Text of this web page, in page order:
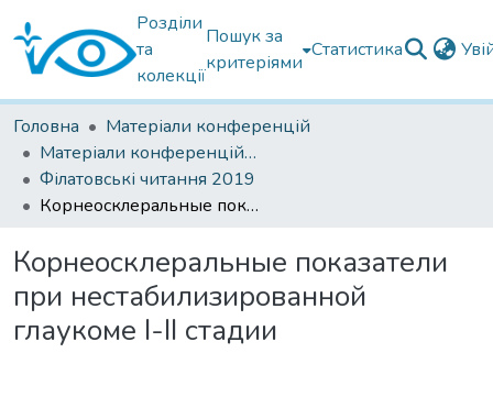
Розділи
та
колекції
Пошук за
критеріями
Статистика
Головна
Матеріали конференцій
Матеріали конференцій Інституту Філатова
Філатовські читання 2019
Корнеосклеральные показатели при нестабилизированной глаукоме І-ІІ стадии
Корнеосклеральные показатели
при нестабилизированной
глаукоме І-ІІ стадии